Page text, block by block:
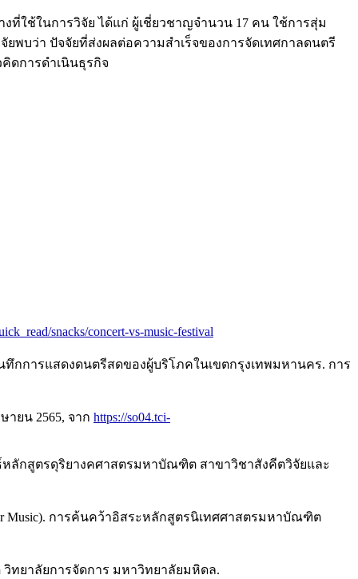
ที่ใช้ในการวิจัย ได้แก่ ผู้เชี่ยวชาญจํานวน 17 คน ใช้การสุ่ม
ยพบว่า ปัจจัยที่ส่งผลต่อความสำเร็จของการจัดเทศกาลดนตรี
ดการดำเนินธุรกิจ
snacks/concert-vs-music-festival
กการแสดงดนตรีสดของผู้บริโภคในเขตกรุงเทพมหานคร. การ
ายน 2565, จาก https://so04.tci-
หลักสูตรดุริยางคศาสตรมหาบัณฑิต สาขาวิชาสังคีตวิจัยและ
Music). การค้นคว้าอิสระหลักสูตรนิเทศศาสตรมหาบัณฑิต
ทยาลัยการจัดการ มหาวิทยาลัยมหิดล.